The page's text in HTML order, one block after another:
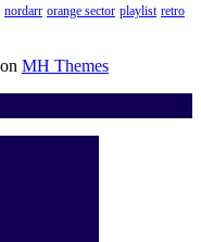
nordarr orange sector playlist retro
MH Themes